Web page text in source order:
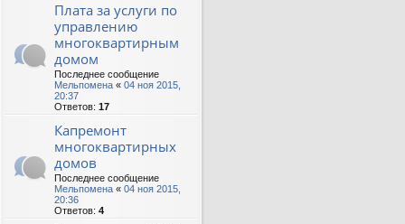
Плата за услуги по
управлению
многоквартирным
домом
Последнее сообщение
Мельпомена « 04 ноя 2015,
20:37
Ответов: 17
Капремонт
многоквартирных
домов
Последнее сообщение
Мельпомена « 04 ноя 2015,
20:36
Ответов: 4